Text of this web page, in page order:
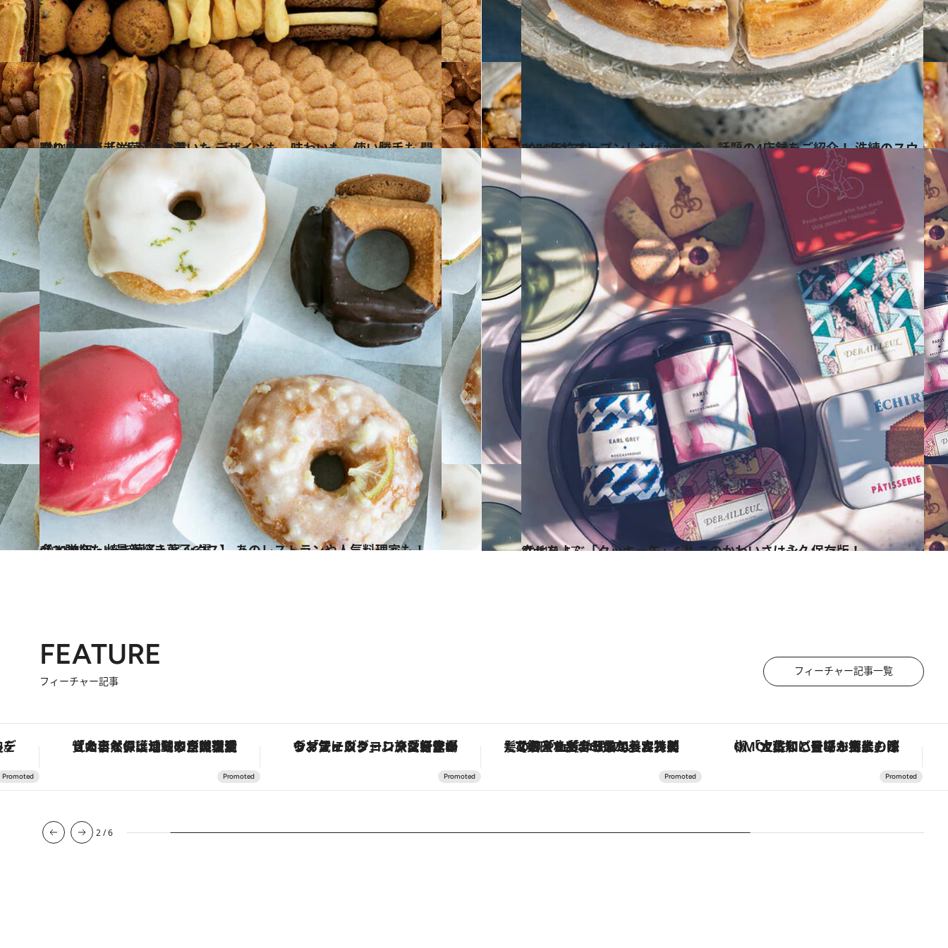
2021.12.7
贈りもの賢者3人が辿り着いた デザインも、味わいも、使い勝手も 間違いのない「洋菓子」5選
グルメ 2021.12.8
2021年にオープンしたばかり 今、話題の4店舗をご紹介！ 洗練のスウィーツギフト
グルメ
2021.12.9
【2021年、焼き菓子トピックス】 あのレストランや人気料理家も！ 今、贈りたい最新焼き菓子6選
グルメ 2021.1.17
幸せをよぶ「クッキー缶」6選 このかわいさは永久保存版！
グルメ
FEATURE
フィーチャー記事
フィーチャー記事一覧
実現させたナイジェリアの自然環境の復活 ヴァシュロン・コンスタンタン「オーヴァーシーズ・オートマティック」。旅愛好家のお気に入りコレクションから、ジェンダーレスな新作が登場 【銀座で出合う最旬美容】美髪ケアや上質な眠り…セルフケアのアップデートから、特別な名入れギフトまで。大人のための「ReFa GINZA」クルーズ 「土佐和ハーブかき氷」がOMO7高知に登場！生姜、山椒、大葉など目にも舌にも涼を呼ぶ郷土の味 【夏限定ディナーコース】旬を迎える稚鮎や花ズッキーニなどをイタリア・トスカーナの郷土料理の手法で満喫！
3/6